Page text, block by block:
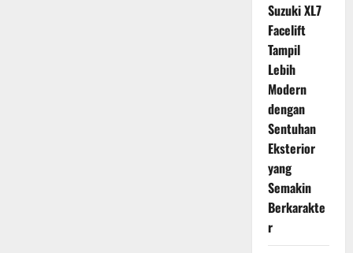
Suzuki XL7
Facelift
Tampil
Lebih
Modern
dengan
Sentuhan
Eksterior
yang
Semakin
Berkarakte
r